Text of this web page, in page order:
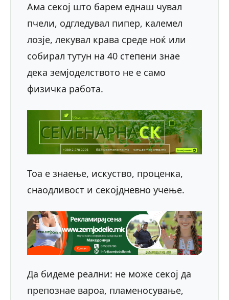
Ама секој што барем еднаш чувал
пчели, одгледувал пипер, калемел
лозје, лекувал крава среде ноќ или
собирал тутун на 40 степени знае
дека земјоделството не е само
физичка работа.
Тоа е знаење, искуство, проценка,
снаодливост и секојдневно учење.
Да бидеме реални: не може секој да
препознае вароа, пламеносување,